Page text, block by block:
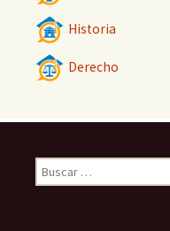
Historia
Derecho
Buscar: